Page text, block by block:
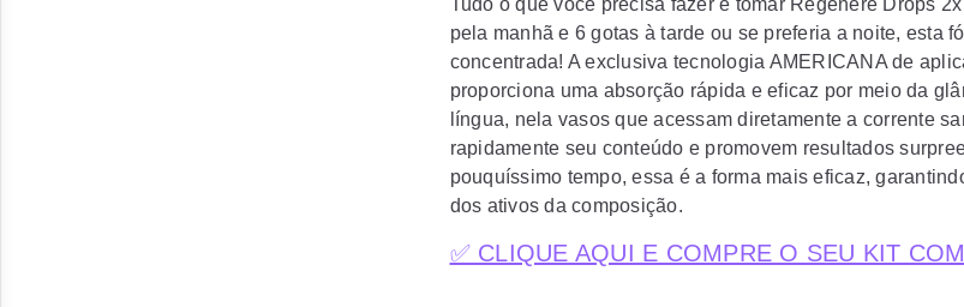
Tudo o que você precisa fazer é tomar Regenere Drops
pela manhã e 6 gotas à tarde ou se preferia a noite, esta
concentrada! A exclusiva tecnologia AMERICANA de
proporciona uma absorção rápida e eficaz por meio da
língua, nela vasos que acessam diretamente a corrente
rapidamente seu conteúdo e promovem resultados
pouquíssimo tempo, essa é a forma mais eficaz,
dos ativos da composição.
✅ CLIQUE AQUI E COMPRE O SEU KIT